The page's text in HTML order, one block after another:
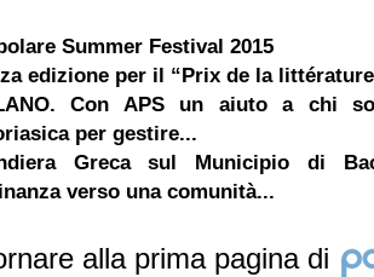
Summer Festival 2015
edizione per il “Prix de la
Con APS un aiuto a chi
per gestire...
Greca sul Municipio di
verso una comunità...
alla prima pagina di